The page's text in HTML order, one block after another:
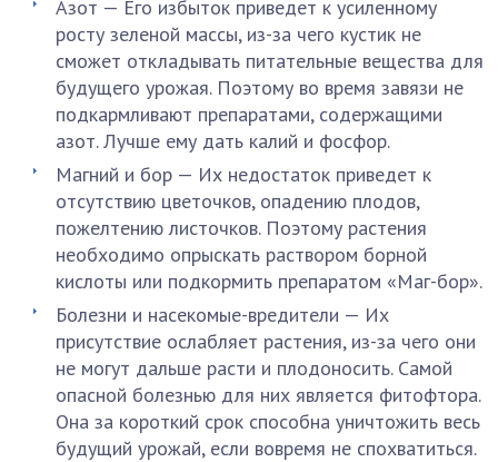
Азот — Его избыток приведет к усиленному
росту зеленой массы, из-за чего кустик не
сможет откладывать питательные вещества для
будущего урожая. Поэтому во время завязи не
подкармливают препаратами, содержащими
азот. Лучше ему дать калий и фосфор.
Магний и бор — Их недостаток приведет к
отсутствию цветочков, опадению плодов,
пожелтению листочков. Поэтому растения
необходимо опрыскать раствором борной
кислоты или подкормить препаратом «Маг-бор».
Болезни и насекомые-вредители — Их
присутствие ослабляет растения, из-за чего они
не могут дальше расти и плодоносить. Самой
опасной болезнью для них является фитофтора.
Она за короткий срок способна уничтожить весь
будущий урожай, если вовремя не спохватиться.